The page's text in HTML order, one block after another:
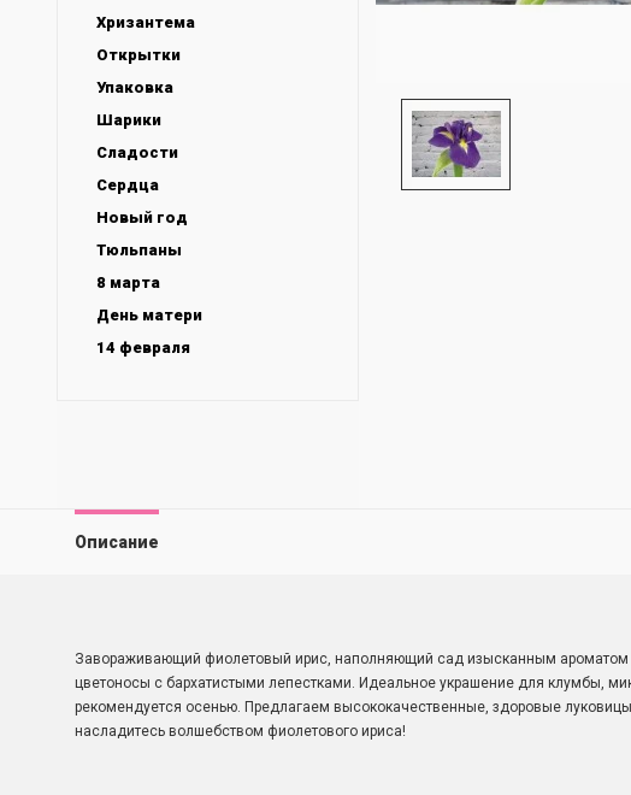
Хризантема
Открытки
Упаковка
Шарики
Сладости
Сердца
Новый год
Тюльпаны
8 марта
День матери
14 февраля
Описание
Завораживающий фиолетовый ирис, наполняющий сад изысканным ароматом
цветоносы с бархатистыми лепестками. Идеальное украшение для клумбы,
рекомендуется осенью. Предлагаем высококачественные, здоровые
насладитесь волшебством фиолетового ириса!